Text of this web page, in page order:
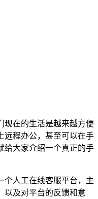
现在的生活是越来越方便
远程办公，甚至可以在手
给大家介绍一个真正的手
个人工在线客服平台，主
以及对平台的反馈和意